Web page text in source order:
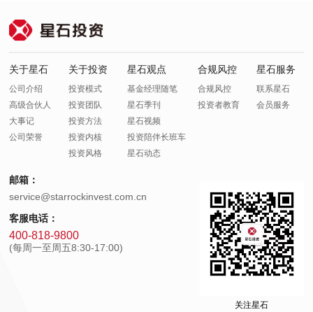
关于星石
公司介绍
高级合伙人
大事记
公司荣誉
关于投资
投资模式
投资团队
投资方法
投资内核
投资风格
星石观点
基金经理随笔
星石季刊
星石视频
投资陪伴长班车
星石动态
合规风控
合规风控
投资者教育
星石服务
联系星石
会员服务
邮箱：
service@starrockinvest.com.cn
客服电话：
400-818-9800
(每周一至周五8:30-17:00)
关注星石